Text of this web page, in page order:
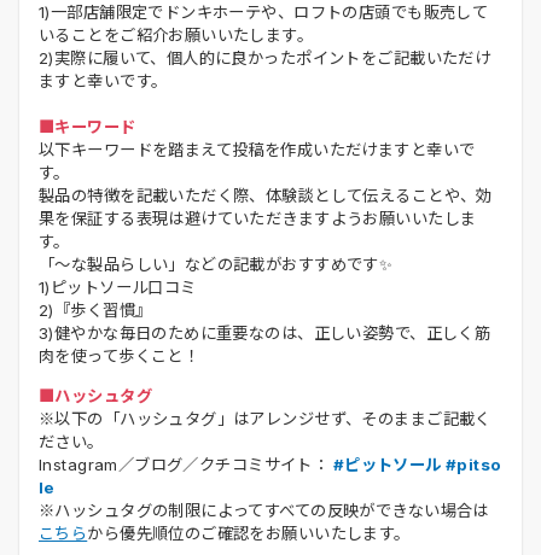
1)一部店舗限定でドンキホーテや、ロフトの店頭でも販売して
いることをご紹介お願いいたします。
2)実際に履いて、個人的に良かったポイントをご記載いただけ
ますと幸いです。
■キーワード
以下キーワードを踏まえて投稿を作成いただけますと幸いで
す。
製品の特徴を記載いただく際、体験談として伝えることや、効
果を保証する表現は避けていただきますようお願いいたしま
す。
「～な製品らしい」などの記載がおすすめです✨
1)ピットソール口コミ
2)『歩く習慣』
3)健やかな毎日のために重要なのは、正しい姿勢で、正しく筋
肉を使って歩くこと！
■ハッシュタグ
※以下の「ハッシュタグ」はアレンジせず、そのままご記載く
ださい。
Instagram／ブログ／クチコミサイト： #ピットソール #pitso
le
※ハッシュタグの制限によってすべての反映ができない場合は
こちらから優先順位のご確認をお願いいたします。